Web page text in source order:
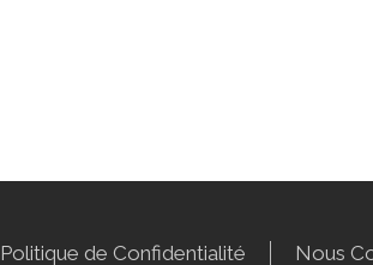
Politique de Confidentialité Nous